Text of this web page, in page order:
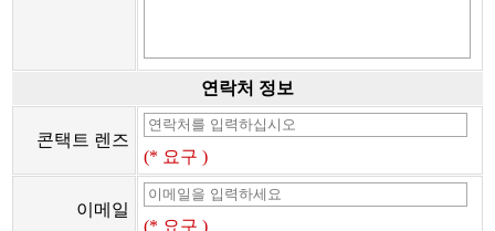
연락처 정보
콘택트 렌즈
(* 요구 )
이메일
(* 요구 )